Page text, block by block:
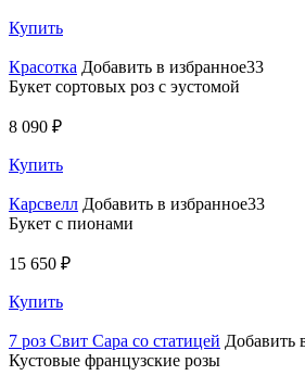
Купить
Красотка Добавить в избранное33
Букет сортовых роз с эустомой
8 090 ₽
Купить
Карсвелл Добавить в избранное33
Букет с пионами
15 650 ₽
Купить
7 роз Свит Сара со статицей Добавить
Кустовые французские розы